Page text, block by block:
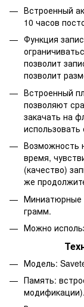
Встроенный
10 часов
Функция
позволит
позволит
Встроенный
позволяют
закачать на
использовать
Возможность
время,
(качество)
же
Миниатюрные
грамм.
Можно
Модель:
Память: